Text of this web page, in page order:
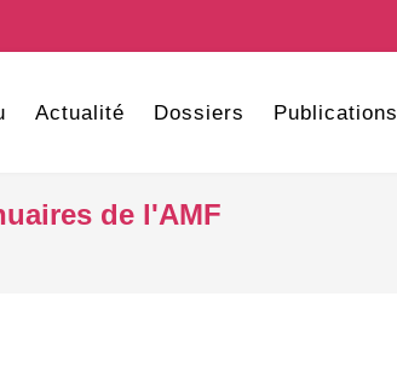
Actualité Dossiers Publications
de l'AMF